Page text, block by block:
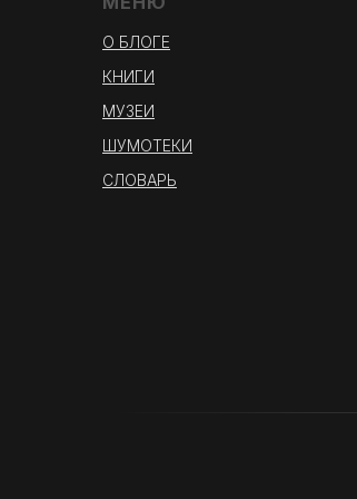
О БЛОГЕ
КНИГИ
МУЗЕИ
ШУМОТЕКИ
СЛОВАРЬ